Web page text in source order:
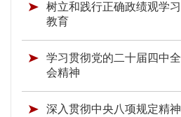
组织机构
树立和践行正确政绩观学习
教育
学习贯彻党的二十届四中全
会精神
深入贯彻中央八项规定精神